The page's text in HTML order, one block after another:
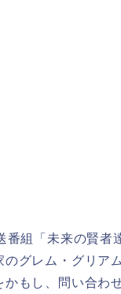
組「未来の賢者
のグレム・グリア
もし、問い合わ